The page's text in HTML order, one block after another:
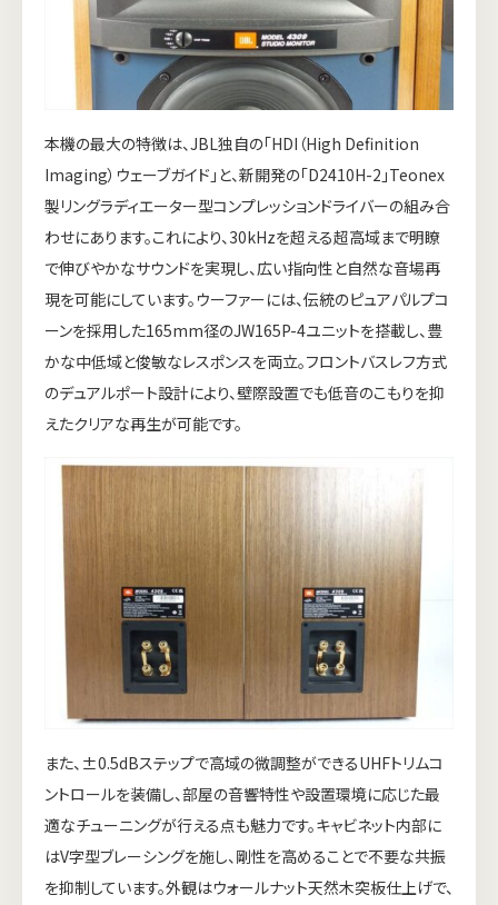
本機の最大の特徴は、JBL独自の「HDI（High Definition
Imaging）ウェーブガイド」と、新開発の「D2410H-2」Teonex
製リングラディエーター型コンプレッションドライバーの組み合
わせにあります。これにより、30kHzを超える超高域まで明瞭
で伸びやかなサウンドを実現し、広い指向性と自然な音場再
現を可能にしています。ウーファーには、伝統のピュアパルプコ
ーンを採用した165mm径のJW165P-4ユニットを搭載し、豊
かな中低域と俊敏なレスポンスを両立。フロントバスレフ方式
のデュアルポート設計により、壁際設置でも低音のこもりを抑
えたクリアな再生が可能です。
また、±0.5dBステップで高域の微調整ができるUHFトリムコ
ントロールを装備し、部屋の音響特性や設置環境に応じた最
適なチューニングが行える点も魅力です。キャビネット内部に
はV字型ブレーシングを施し、剛性を高めることで不要な共振
を抑制しています。外観はウォールナット天然木突板仕上げで、